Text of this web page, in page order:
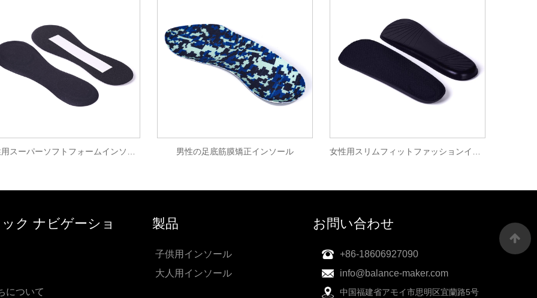
女性用スーパーソフトフォームインソール 男性の足底筋膜矯正インソール 女性用スリムフィットファッションインソール
ク ナビゲーショ
について
製品
子供用インソール
大人用インソール
お問い合わせ
+86-18606927090
info@balance-maker.com
中国福建省アモイ市思明区宜蘭路5号